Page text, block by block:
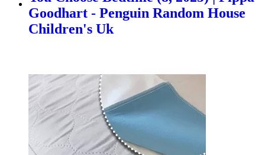
Goodhart - Penguin Random House
Children's Uk